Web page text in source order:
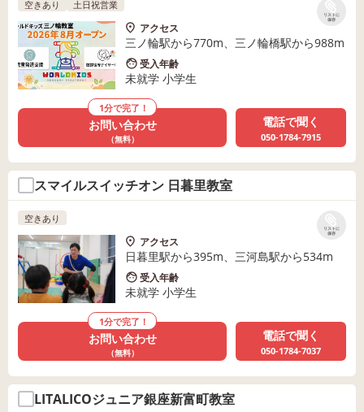
リストに
保存
空きあり 土日祝営業
アクセス
三ノ輪駅から770m、三ノ輪橋駅から988m
受入年齢
未就学 小学生
1分で完了！
お問い合わせ
（無料）
電話で聞く
050-1784-7915
スマイルスイッチオン 日暮里教室
リストに
保存
空きあり
アクセス
日暮里駅から395m、三河島駅から534m
受入年齢
未就学 小学生
1分で完了！
お問い合わせ
（無料）
電話で聞く
050-1784-7037
LITALICOジュニア銀座新富町教室